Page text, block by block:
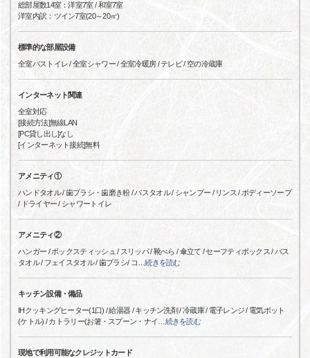
総部屋数14室：洋室7室 / 和室7室
洋室内訳：ツイン7室(20～20㎡)
標準的な部屋設備
全室バストイレ / 全室シャワー / 全室冷暖房 / テレビ / 空の冷蔵庫
インターネット関連
全室対応
[接続方法]無線LAN
[PC貸し出し]なし
[インターネット接続]無料
アメニティ①
ハンドタオル / 歯ブラシ・歯磨き粉 / バスタオル / シャンプー / リンス / ボディーソープ
/ ドライヤー / シャワートイレ
アメニティ②
ハンガー / ボックスティッシュ / スリッパ / 靴べら / 傘立て / セーフティボックス / バス
タオル / フェイスタオル / 歯ブラシ/ コ …続きを読む
キッチン設備・備品
IHクッキングヒーター(1口) / 給湯器 / キッチン洗剤 / 冷蔵庫 / 電子レンジ / 電気ポット
(ケトル) / カトラリー(お箸・スプーン・ナイ
続きを読む
現地で利用可能なクレジットカード